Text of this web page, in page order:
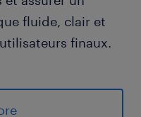
fluide, clair et
finaux.
: Traquer les
des